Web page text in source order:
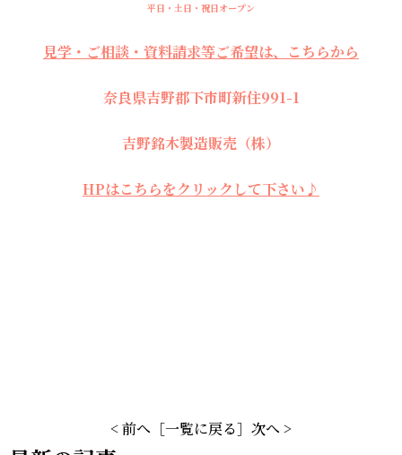
平日・土日・祝日オープン
見学・ご相談・資料請求等ご希望は、こちらから
奈良県吉野郡下市町新住991-1
吉野銘木製造販売（株）
HPはこちらをクリックして下さい♪
< 前へ ［一覧に戻る］ 次へ >